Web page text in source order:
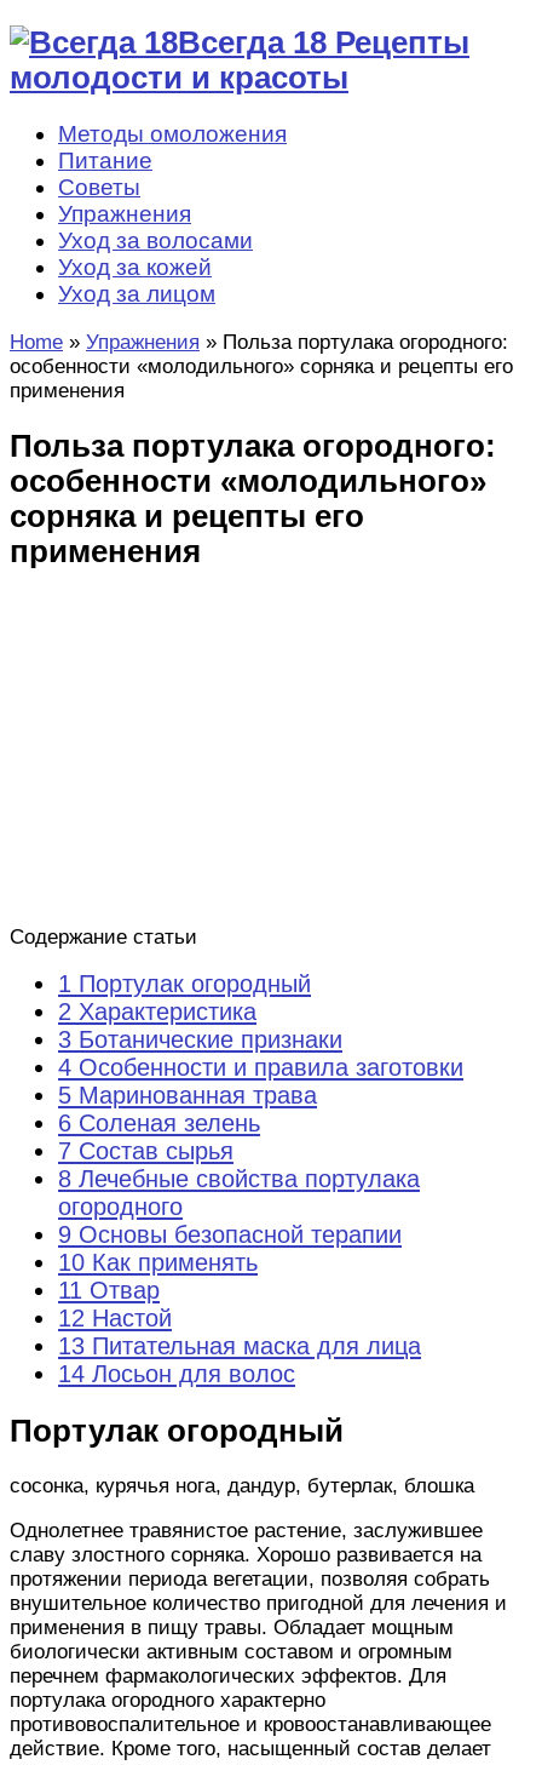
Всегда 18 Рецепты
молодости и красоты
Методы омоложения
Питание
Советы
Упражнения
Уход за волосами
Уход за кожей
Уход за лицом
Home » Упражнения » Польза портулака огородного:
особенности «молодильного» сорняка и рецепты его
применения
Польза портулака огородного:
особенности «молодильного»
сорняка и рецепты его
применения
Содержание статьи
1 Портулак огородный
2 Характеристика
3 Ботанические признаки
4 Особенности и правила заготовки
5 Маринованная трава
6 Соленая зелень
7 Состав сырья
8 Лечебные свойства портулака
огородного
9 Основы безопасной терапии
10 Как применять
11 Отвар
12 Настой
13 Питательная маска для лица
14 Лосьон для волос
Портулак огородный
сосонка, курячья нога, дандур, бутерлак, блошка
Однолетнее травянистое растение, заслужившее
славу злостного сорняка. Хорошо развивается на
протяжении периода вегетации, позволяя собрать
внушительное количество пригодной для лечения и
применения в пищу травы. Обладает мощным
биологически активным составом и огромным
перечнем фармакологических эффектов. Для
портулака огородного характерно
противовоспалительное и кровоостанавливающее
действие. Кроме того, насыщенный состав делает